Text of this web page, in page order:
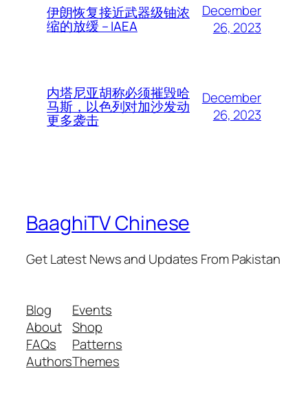
伊朗恢复接近武器级铀浓
缩的放缓 – IAEA
December
26, 2023
内塔尼亚胡称必须摧毁哈
马斯，以色列对加沙发动
更多袭击
December
26, 2023
BaaghiTV Chinese
Get Latest News and Updates From Pakistan
Blog
About
FAQs
Authors
Events
Shop
Patterns
Themes